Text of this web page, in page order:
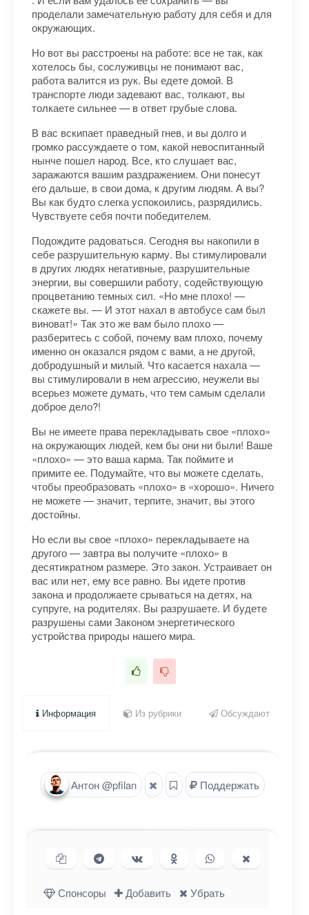
проделали замечательную работу для себя и для
окружающих.
Но вот вы расстроены на работе: все не так, как
хотелось бы, сослуживцы не понимают вас,
работа валится из рук. Вы едете домой. В
транспорте люди задевают вас, толкают, вы
толкаете сильнее — в ответ грубые слова.
В вас вскипает праведный гнев, и вы долго и
громко рассуждаете о том, какой невоспитанный
нынче пошел народ. Все, кто слушает вас,
заражаются вашим раздражением. Они понесут
его дальше, в свои дома, к другим людям. А вы?
Вы как будто слегка успокоились, разрядились.
Чувствуете себя почти победителем.
Подождите радоваться. Сегодня вы накопили в
себе разрушительную карму. Вы стимулировали
в других людях негативные, разрушительные
энергии, вы совершили работу, содействующую
процветанию темных сил. «Но мне плохо! —
скажете вы. — И этот нахал в автобусе сам был
виноват!» Так это же вам было плохо —
разберитесь с собой, почему вам плохо, почему
именно он оказался рядом с вами, а не другой,
добродушный и милый. Что касается нахала —
вы стимулировали в нем агрессию, неужели вы
всерьез можете думать, что тем самым сделали
доброе дело?!
Вы не имеете права перекладывать свое «плохо»
на окружающих людей, кем бы они ни были! Ваше
«плохо» — это ваша карма. Так поймите и
примите ее. Подумайте, что вы можете сделать,
чтобы преобразовать «плохо» в «хорошо». Ничего
не можете — значит, терпите, значит, вы этого
достойны.
Но если вы свое «плохо» перекладываете на
другого — завтра вы получите «плохо» в
десятикратном размере. Это закон. Устраивает он
вас или нет, ему все равно. Вы идете против
закона и продолжаете срываться на детях, на
супруге, на родителях. Вы разрушаете. И будете
разрушены сами Законом энергетического
устройства природы нашего мира.
Информация Из рубрики Обсуждают
Антон @pfilan Поддержать
Копировать ссылку
Поделиться в Telegram
Поделиться ВКонтакте
Поделиться в
Одноклассниках
Поделиться в
WhatsApp
в X (Twitter)
Спонсоры
Добавить Убрать